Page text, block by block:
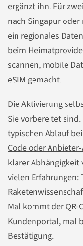
ergänzt ihn. Für
nach Singapur
ein regionales
beim
scannen, mobile
eSIM gemacht.
Die Aktivierung
Sie vorbereitet
typischen Ablauf
Code oder
klarer Abhängigkeit
vielen Erfahrungen:
Mal kommt der
Kundenportal, mal
Bestätigung.